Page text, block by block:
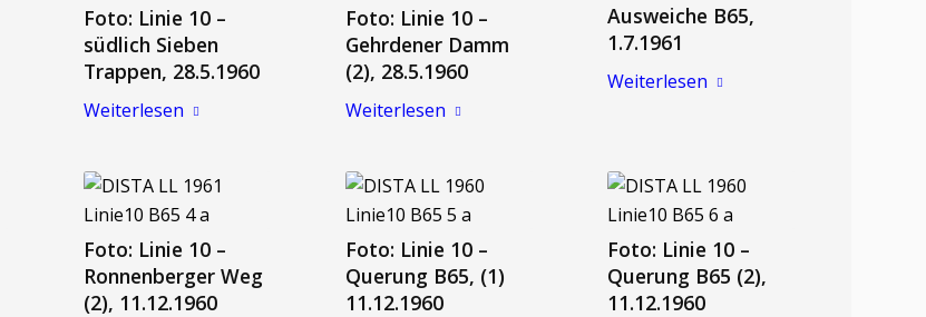
Foto: Linie 10 –
südlich Sieben
Trappen, 28.5.1960
Weiterlesen
Foto: Linie 10 –
Gehrdener Damm
(2), 28.5.1960
Weiterlesen
Ausweiche B65,
1.7.1961
Weiterlesen
Foto: Linie 10 –
Ronnenberger Weg
(2), 11.12.1960
Foto: Linie 10 –
Querung B65, (1)
11.12.1960
Foto: Linie 10 –
Querung B65 (2),
11.12.1960